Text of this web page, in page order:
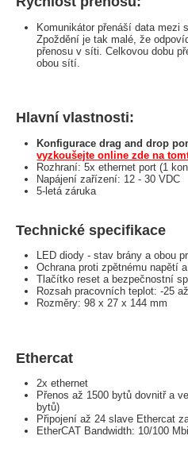
Komunikátor přenáší data mezi
Zpoždění je tak malé, že
přenosu v síti. Celkovou dobu
obou sítí.
Hlavní vlastnosti:
Konfigurace drag and drop
vyzkoušejte online zde na
Rozhraní: 5x ethernet port (1
Napájení zařízení: 12 - 30 VDC
5-letá záruka
Technické specifikace
LED diody - stav brány a obou
Ochrana proti zpětnému napětí
Tlačítko reset a bezpečnostní
Rozsah pracovních teplot: -25
Rozměry: 98 x 27 x 144 mm
Ethercat
2x ethernet
Přenos až 1500 bytů dovnitř a
bytů)
Připojení až 24 slave Ethercat
EtherCAT Bandwidth: 10/100